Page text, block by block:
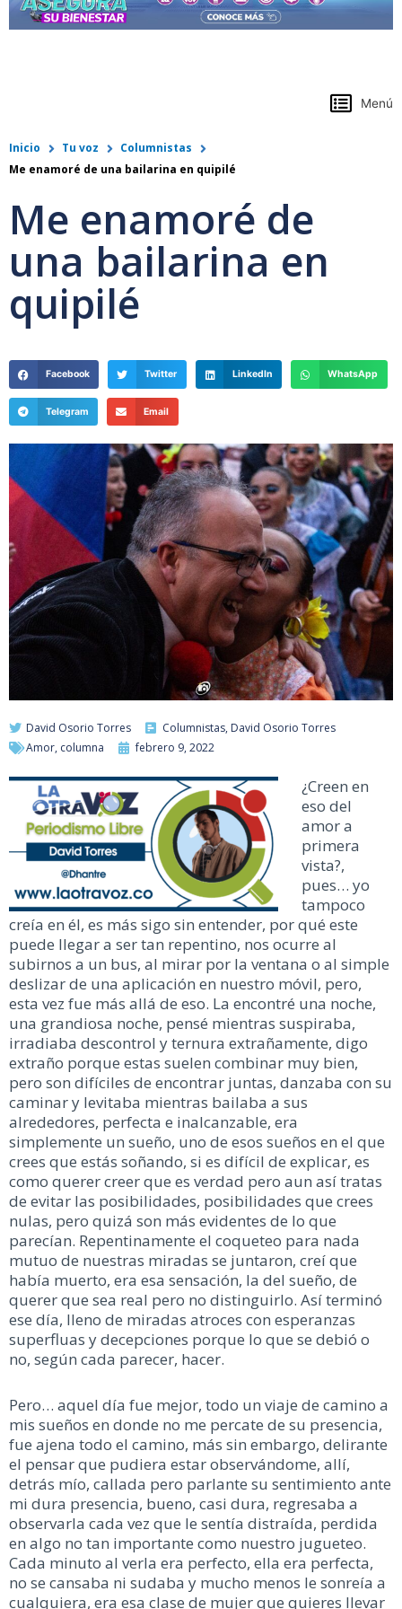
Menú
Inicio Tu voz
Columnistas
Me enamoré de una bailarina en quipilé
Me enamoré de
una bailarina en
quipilé
Facebook Twitter LinkedIn WhatsApp
Telegram Email
David Osorio Torres Columnistas, David Osorio Torres
Amor, columna febrero 9, 2022
¿Creen en
eso del
amor a
primera
vista?,
pues… yo
tampoco
creía en él, es más sigo sin entender, por qué este
puede llegar a ser tan repentino, nos ocurre al
subirnos a un bus, al mirar por la ventana o al simple
deslizar de una aplicación en nuestro móvil, pero,
esta vez fue más allá de eso. La encontré una noche,
una grandiosa noche, pensé mientras suspiraba,
irradiaba descontrol y ternura extrañamente, digo
extraño porque estas suelen combinar muy bien,
pero son difíciles de encontrar juntas, danzaba con su
caminar y levitaba mientras bailaba a sus
alrededores, perfecta e inalcanzable, era
simplemente un sueño, uno de esos sueños en el que
crees que estás soñando, si es difícil de explicar, es
como querer creer que es verdad pero aun así tratas
de evitar las posibilidades, posibilidades que crees
nulas, pero quizá son más evidentes de lo que
parecían. Repentinamente el coqueteo para nada
mutuo de nuestras miradas se juntaron, creí que
había muerto, era esa sensación, la del sueño, de
querer que sea real pero no distinguirlo. Así terminó
ese día, lleno de miradas atroces con esperanzas
superfluas y decepciones porque lo que se debió o
no, según cada parecer, hacer.
Pero… aquel día fue mejor, todo un viaje de camino a
mis sueños en donde no me percate de su presencia,
fue ajena todo el camino, más sin embargo, delirante
el pensar que pudiera estar observándome, allí,
detrás mío, callada pero parlante su sentimiento ante
mi dura presencia, bueno, casi dura, regresaba a
observarla cada vez que le sentía distraída, perdida
en algo no tan importante como nuestro jugueteo.
Cada minuto al verla era perfecto, ella era perfecta,
no se cansaba ni sudaba y mucho menos le sonreía a
cualquiera, era esa clase de mujer que quieres llevar